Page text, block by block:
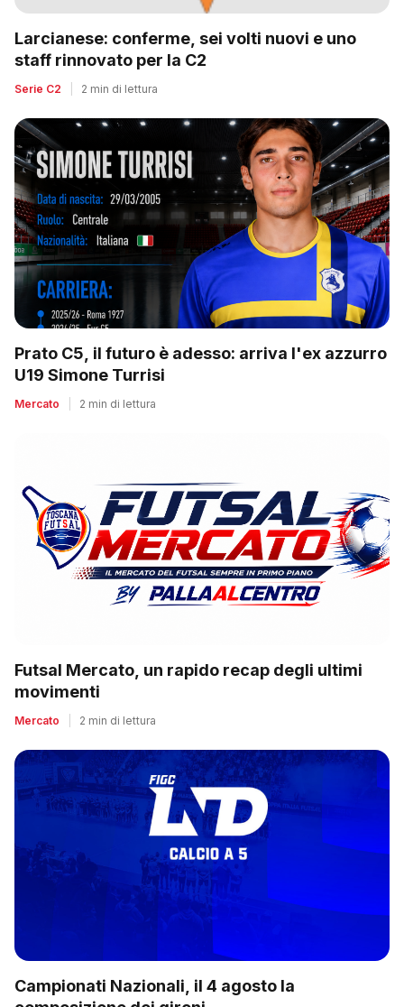
Larcianese: conferme, sei volti nuovi e uno
staff rinnovato per la C2
Serie C2 2 min di lettura
Prato C5, il futuro è adesso: arriva l'ex azzurro
U19 Simone Turrisi
Mercato 2 min di lettura
Futsal Mercato, un rapido recap degli ultimi
movimenti
Mercato 2 min di lettura
Campionati Nazionali, il 4 agosto la